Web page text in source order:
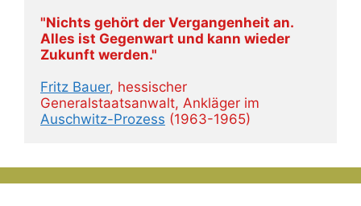
"Nichts gehört der Vergangenheit an.
Alles ist Gegenwart und kann wieder
Zukunft werden."
Fritz Bauer, hessischer
Auschwitz-Prozess (1963-1965)